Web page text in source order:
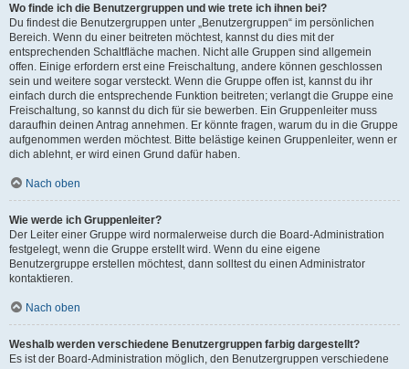
Wo finde ich die Benutzergruppen und wie trete ich ihnen bei?
Du findest die Benutzergruppen unter „Benutzergruppen“ im persönlichen
Bereich. Wenn du einer beitreten möchtest, kannst du dies mit der
entsprechenden Schaltfläche machen. Nicht alle Gruppen sind allgemein
offen. Einige erfordern erst eine Freischaltung, andere können geschlossen
sein und weitere sogar versteckt. Wenn die Gruppe offen ist, kannst du ihr
einfach durch die entsprechende Funktion beitreten; verlangt die Gruppe eine
Freischaltung, so kannst du dich für sie bewerben. Ein Gruppenleiter muss
daraufhin deinen Antrag annehmen. Er könnte fragen, warum du in die Gruppe
aufgenommen werden möchtest. Bitte belästige keinen Gruppenleiter, wenn er
dich ablehnt, er wird einen Grund dafür haben.
Nach oben
Wie werde ich Gruppenleiter?
Der Leiter einer Gruppe wird normalerweise durch die Board-Administration
festgelegt, wenn die Gruppe erstellt wird. Wenn du eine eigene
Benutzergruppe erstellen möchtest, dann solltest du einen Administrator
kontaktieren.
Nach oben
Weshalb werden verschiedene Benutzergruppen farbig dargestellt?
Es ist der Board-Administration möglich, den Benutzergruppen verschiedene